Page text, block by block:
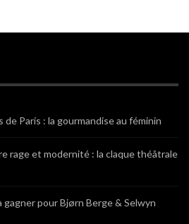
de Paris : la gourmandise au féminin
rage et modernité : la claque théâtrale
gagner pour Bjørn Berge & Selwyn